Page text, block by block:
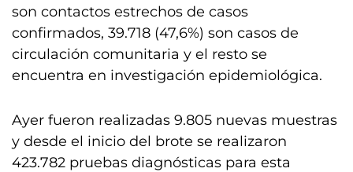
son contactos estrechos de casos
confirmados, 39.718 (47,6%) son casos de
circulación comunitaria y el resto se
encuentra en investigación epidemiológica.
Ayer fueron realizadas 9.805 nuevas muestras
y desde el inicio del brote se realizaron
423.782 pruebas diagnósticas para esta